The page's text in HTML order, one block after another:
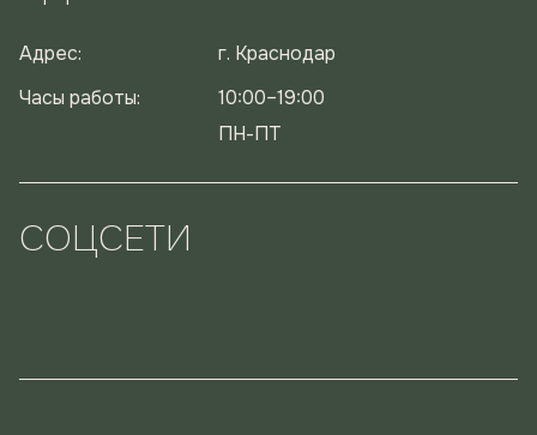
Адрес:
г. Краснодар
Часы работы:
10:00–19:00
ПН-ПТ
СОЦСЕТИ